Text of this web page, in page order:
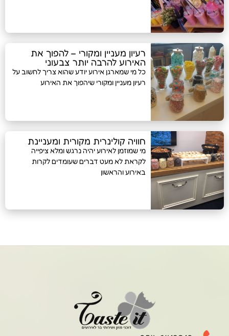
רעיון מעניין ומקורי – להפוך את
האירוע להרבה יותר צבעוני
כל מי שמארגן אירוע יודע שהוא צריך לחשוב על
רעיון מעניין ומקורי שיהפוך את האירוע
חוויה קולינרית מקורית ומעניינת
מי שמוזמן לאירוע יהיה נרגש ומלא ציפייה
לקראת לא מעט דברים שעומדים לקרות
באירוע והראשון